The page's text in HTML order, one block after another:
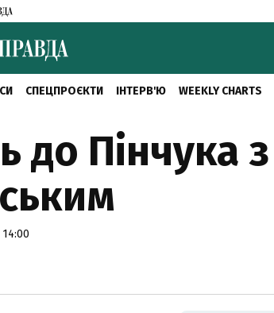
СПЕЦПРОЄКТИ ІНТЕРВ'Ю WEEKLY CHARTS
до Пінчука з